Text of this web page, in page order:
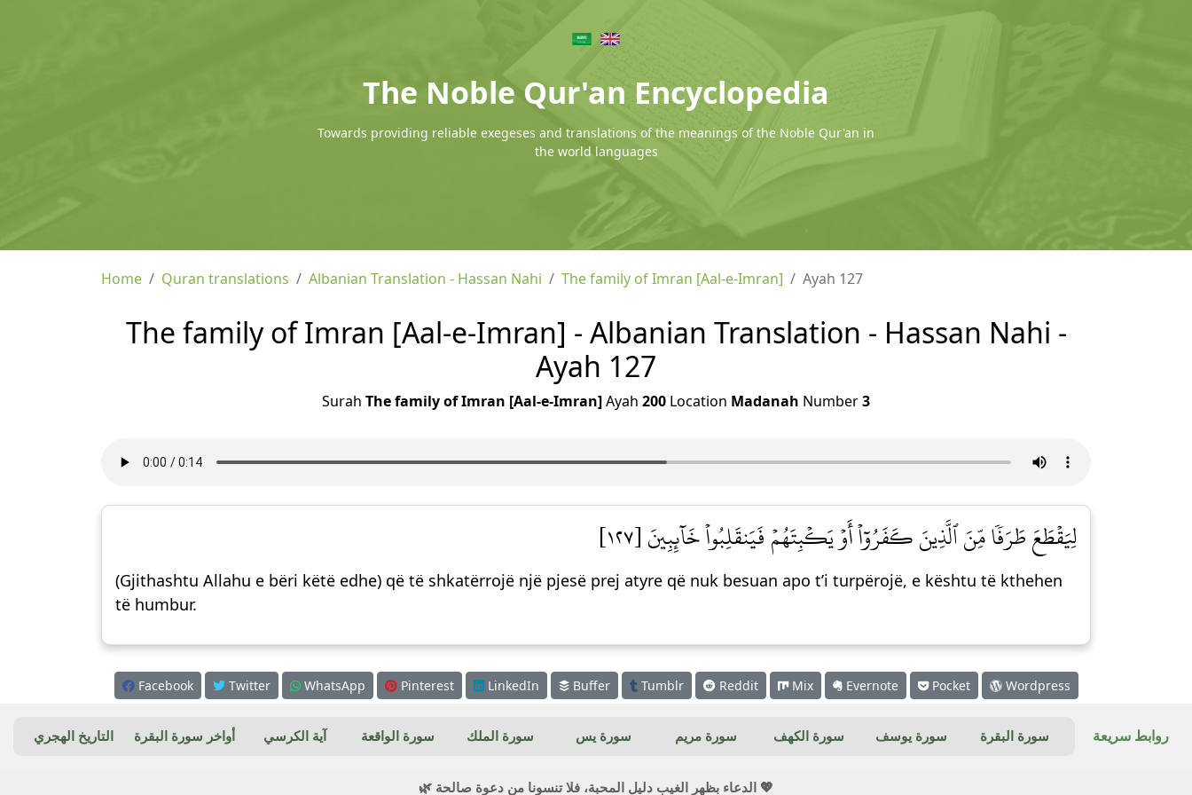
The Noble Qur'an Encyclopedia
Towards providing reliable exegeses and translations of the meanings of the Noble Qur'an in
the world languages
Home Quran translations Albanian Translation - Hassan Nahi The family of Imran [Aal-e-Imran] Ayah 127
The family of Imran [Aal-e-Imran] - Albanian Translation - Hassan Nahi -
Ayah 127
Surah The family of Imran [Aal-e-Imran]Ayah 200 Location Madanah Number3
لِيَقۡطَعَ طَرَفٗا مِّنَ ٱلَّذِينَ كَفَرُوٓاْ أَوۡ يَكۡبِتَهُمۡ فَيَنقَلِبُواْ خَآئِبِينَ [١٢٧]
(Gjithashtu Allahu e bëri këtë edhe) që të shkatërrojë një pjesë prej atyre që nuk besuan apo t’i turpërojë, e kështu të kthehen
të humbur.
Facebook Twitter WhatsApp Pinterest LinkedIn Buffer Tumblr Reddit Mix Evernote Pocket Wordpress
روابط سريعة سورة البقرة سورة يوسف سورة الكهف سورة مريم سورة يس سورة الملك سورة الواقعة آية الكرسي أواخر سورة البقرة التاريخ الهجري
💖 الدعاء بظهر الغيب دليل المحبة، فلا تنسونا من دعوة صالحة 🌿